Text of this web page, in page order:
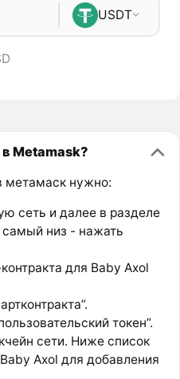
USDT
Metamask?
метамаск нужно:
сеть и далее в разделе
самый низ - нажать
для Baby Axol
токен”.
сети. Ниже список
Axol для добавления